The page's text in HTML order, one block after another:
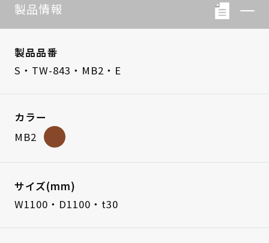
製品情報
製品品番
S・TW-843・MB2・E
カラー
MB2
サイズ(mm)
W1100・D1100・t30